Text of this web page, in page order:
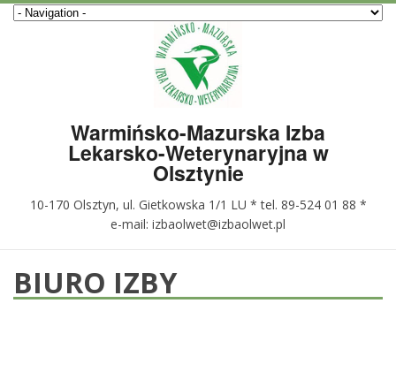
Warmińsko-Mazurska Izba
Lekarsko-Weterynaryjna w
Olsztynie
10-170 Olsztyn, ul. Gietkowska 1/1 LU * tel. 89-524 01 88 *
e-mail: izbaolwet@izbaolwet.pl
BIURO IZBY